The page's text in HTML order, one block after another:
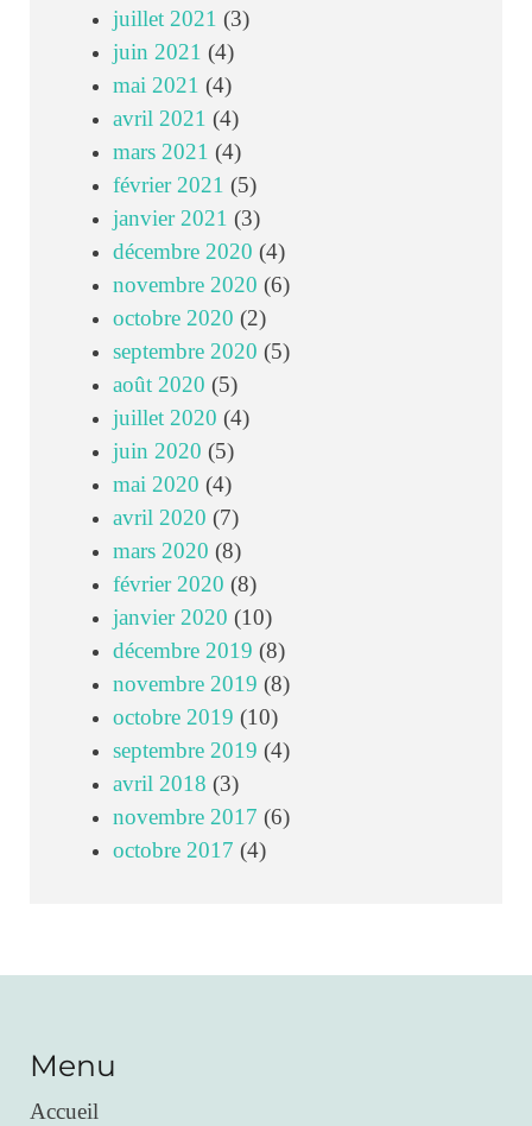
juillet 2021 (3)
juin 2021 (4)
mai 2021 (4)
avril 2021 (4)
mars 2021 (4)
février 2021 (5)
janvier 2021 (3)
décembre 2020 (4)
novembre 2020 (6)
octobre 2020 (2)
septembre 2020 (5)
août 2020 (5)
juillet 2020 (4)
juin 2020 (5)
mai 2020 (4)
avril 2020 (7)
mars 2020 (8)
février 2020 (8)
janvier 2020 (10)
décembre 2019 (8)
novembre 2019 (8)
octobre 2019 (10)
septembre 2019 (4)
avril 2018 (3)
novembre 2017 (6)
octobre 2017 (4)
Menu
Accueil